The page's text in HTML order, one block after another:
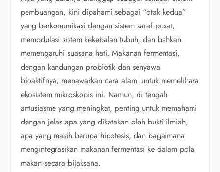
pembuangan, kini dipahami sebagai “otak kedua”
yang berkomunikasi dengan sistem saraf pusat,
memodulasi sistem kekebalan tubuh, dan bahkan
memengaruhi suasana hati. Makanan fermentasi,
dengan kandungan probiotik dan senyawa
bioaktifnya, menawarkan cara alami untuk memelihara
ekosistem mikroskopis ini. Namun, di tengah
antusiasme yang meningkat, penting untuk memahami
dengan jelas apa yang dikatakan oleh bukti ilmiah,
apa yang masih berupa hipotesis, dan bagaimana
mengintegrasikan makanan fermentasi ke dalam pola
makan secara bijaksana.